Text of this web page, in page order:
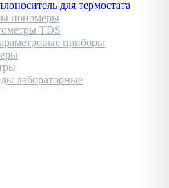
для термостата
иономеры
TDS
приборы
лабораторные